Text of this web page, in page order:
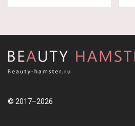
© 2017–2026